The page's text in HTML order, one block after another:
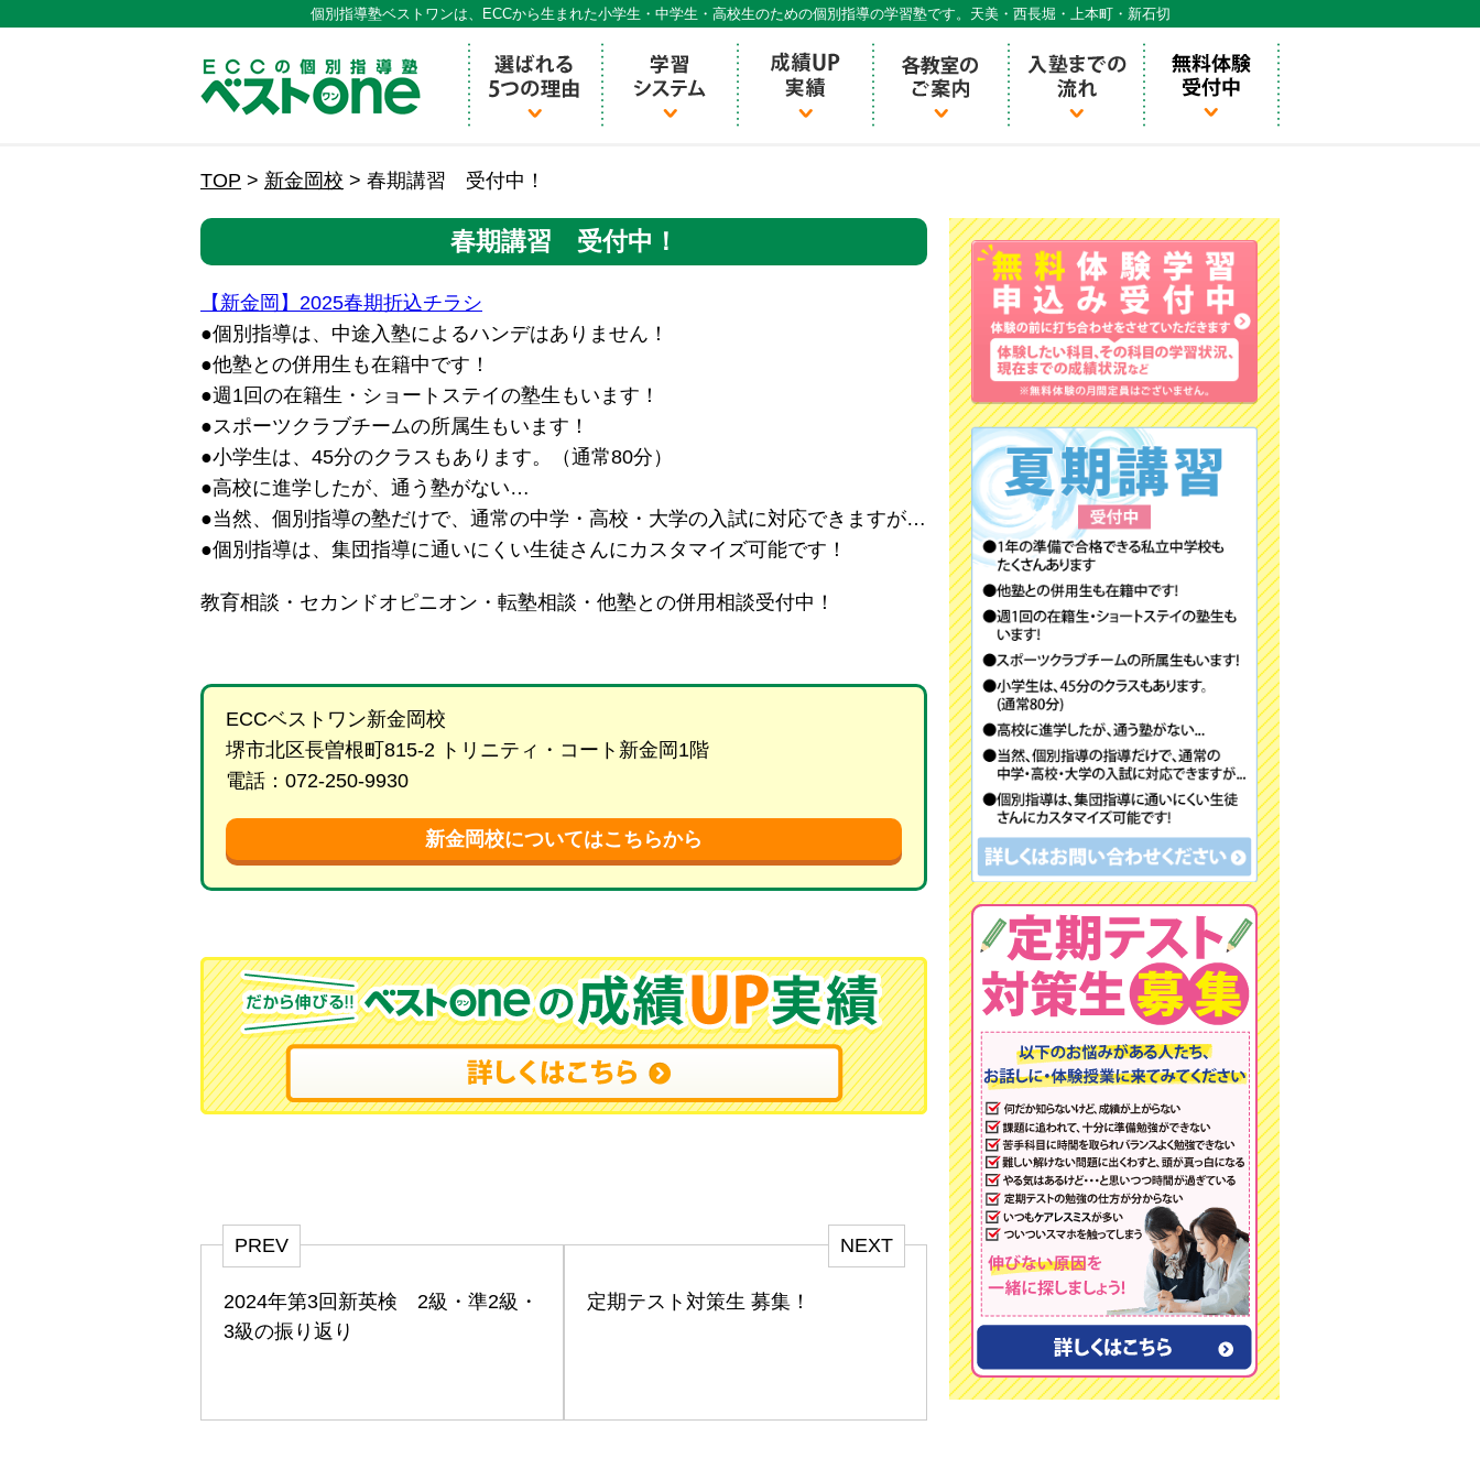
個別指導塾ベストワンは、ECCから生まれた小学生・中学生・高校生のための個別指導の学習塾です。天美・西長堀・上本町・新石切
ECCの個別指導ECCベストワン
TOP > 新金岡校 > 春期講習 受付中！
春期講習 受付中！
【新金岡】2025春期折込チラシ
●個別指導は、中途入塾によるハンデはありません！
●他塾との併用生も在籍中です！
●週1回の在籍生・ショートステイの塾生もいます！
●スポーツクラブチームの所属生もいます！
●小学生は、45分のクラスもあります。（通常80分）
●高校に進学したが、通う塾がない…
●当然、個別指導の塾だけで、通常の中学・高校・大学の入試に対応できますが…
●個別指導は、集団指導に通いにくい生徒さんにカスタマイズ可能です！
教育相談・セカンドオピニオン・転塾相談・他塾との併用相談受付中！
ECCベストワン新金岡校
堺市北区長曽根町815-2 トリニティ・コート新金岡1階
電話：072-250-9930
新金岡校についてはこちらから
PREV
2024年第3回新英検 2級・準2級・
3級の振り返り
NEXT
定期テスト対策生 募集！